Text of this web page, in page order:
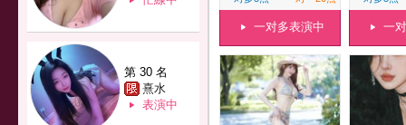
第 30 名
熹水
表演中
一对多表演中 一